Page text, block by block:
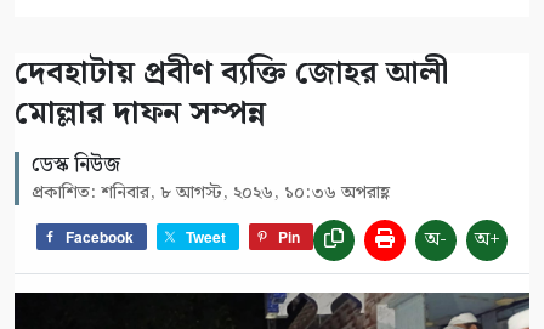
দেবহাটায় প্রবীণ ব্যক্তি জোহর আলী
মোল্লার দাফন সম্পন্ন
ডেস্ক নিউজ
প্রকাশিত: শনিবার, ৮ আগস্ট, ২০২৬, ১০:৩৬ অপরাহ্ণ
Facebook Tweet Pin অ- অ+